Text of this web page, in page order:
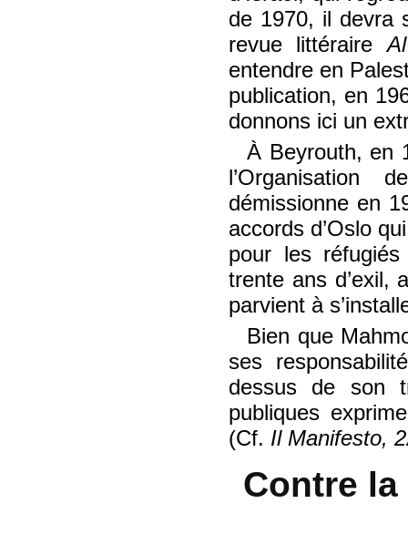
de 1970, il devra
revue littéraire
entendre en
publication, en
donnons ici un
À Beyrouth, en
l’Organisation
démissionne en
accords d’Oslo
pour les
trente ans d’exil,
parvient à
Bien que
ses
dessus de son
publiques
(Cf. Il Manifesto,
Contre